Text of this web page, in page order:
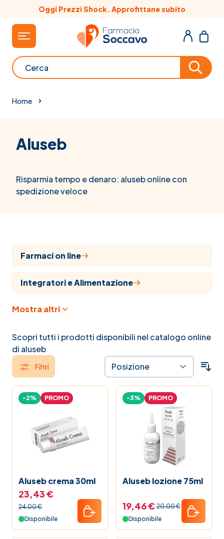
Salta al contenutoOggi Prezzi Shock. Approfittane subito
Cerca
Home
Aluseb
Risparmia tempo e denaro: aluseb online con
spedizione veloce
Farmaci on line
Integratori e Alimentazione
Cosmesi
Articoli sanitari
Veterinaria
Farmaci
Veterinari
Naturopatia
Promozioni
Vitamina C
Mostra altri
Scopri tutti i prodotti disponibili nel catalogo online
di aluseb
Filtri
Aluseb crema 30ml
-2% PROMO
23,43 €
24,00 €
Disponibile
Aluseb lozione 75ml
-3% PROMO
19,46 € 20,00 €
Disponibile